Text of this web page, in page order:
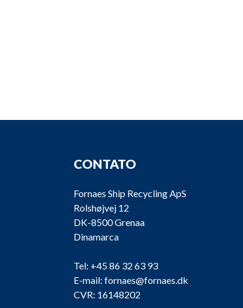
CONTATO
Fornaes Ship Recycling ApS
Rolshøjvej 12
DK-8500 Grenaa
Dinamarca
Tel: +45 86 32 63 93
E-mail: fornaes@fornaes.dk
CVR: 16148202